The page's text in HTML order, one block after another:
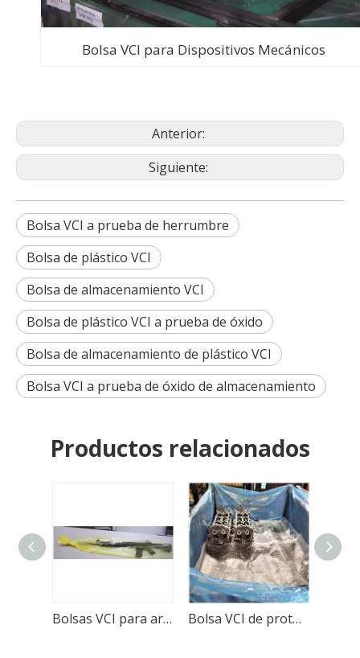
Bolsa VCI para Dispositivos Mecánicos
Anterior:
Siguiente:
Bolsa VCI a prueba de herrumbre
Bolsa de plástico VCI
Bolsa de almacenamiento VCI
Bolsa de plástico VCI a prueba de óxido
Bolsa de almacenamiento de plástico VCI
Bolsa VCI a prueba de óxido de almacenamiento
Productos relacionados
Bolsas VCI para armas VCI con protección antióxido amarillas Bolsa VCI de protección contra el óxido transparente de PE